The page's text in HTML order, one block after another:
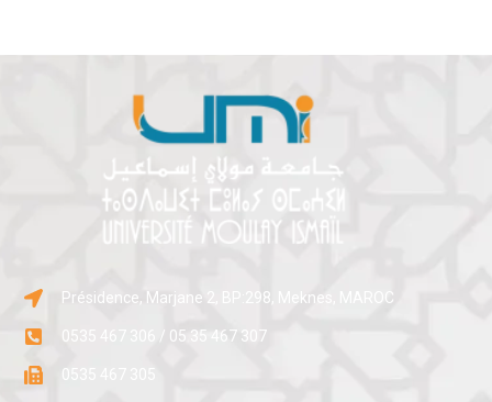
Présidence, Marjane 2, BP:298, Meknes, MAROC
0535 467 306 / 05 35 467 307
0535 467 305